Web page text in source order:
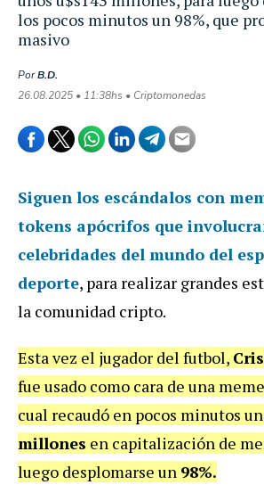
los pocos minutos un 98%, que
masivo
PorB.D.
26.08.2025 • 11:38hs • Criptomonedas
Siguen los escándalos con
tokens apócrifos que
celebridades del mundo del
deporte, para realizar grandes
la comunidad cripto.
Esta vez el jugador del futbol,
fue usado como cara de una
cual recaudó en pocos minutos
millones en capitalización de
luego desplomarse un 98%.